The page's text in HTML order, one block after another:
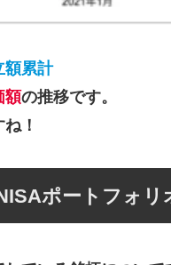
額累計
額の推移です。
！
ポートフォリ